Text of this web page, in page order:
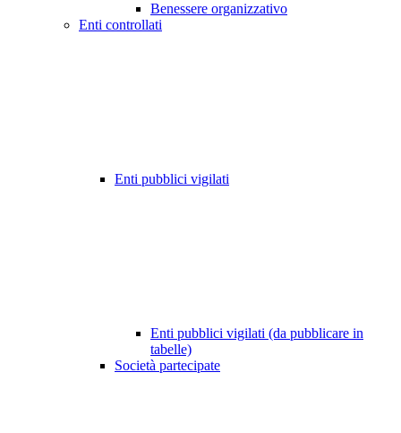
Benessere organizzativo
Enti controllati
Enti pubblici vigilati
Enti pubblici vigilati (da pubblicare in
tabelle)
Società partecipate